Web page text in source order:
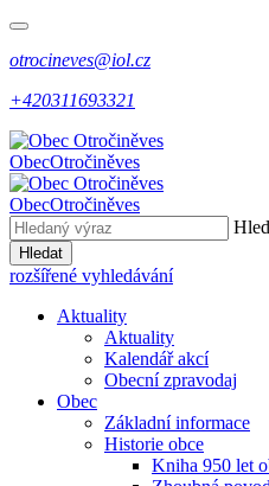
otrocineves@iol.cz
+420311693321
ObecOtročiněves
ObecOtročiněves
Hledat
rozšířené vyhledávání
Aktuality
Aktuality
Kalendář akcí
Obecní zpravodaj
Obec
Základní informace
Historie obce
Kniha 950 let